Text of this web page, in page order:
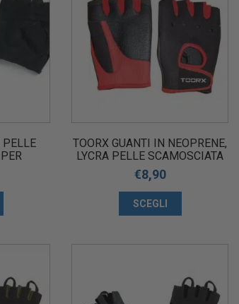
PELLE
NERI
TOORX GUANTI IN NEOPRENE,
LYCRA PELLE SCAMOSCIATA
PER SOLLEVAMENTO PESI
NERO-ROSSI
€8,90
SCEGLI